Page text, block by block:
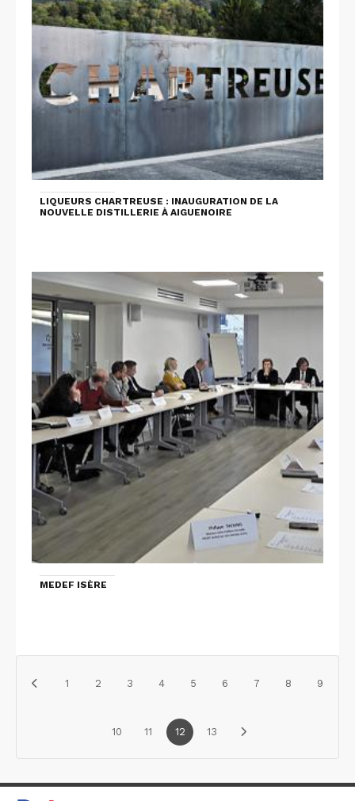
LIQUEURS CHARTREUSE : INAUGURATION DE LA
NOUVELLE DISTILLERIE À AIGUENOIRE
MEDEF ISÈRE
1 2 3 4 5 6 7 8 9
10 11 12 13